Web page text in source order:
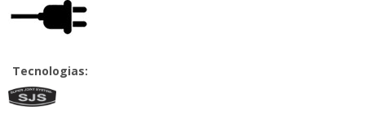
Tecnologias: